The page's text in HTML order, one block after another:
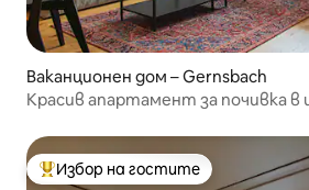
Ваканционен дом – Gernsbach
Красив апартамент за почивка в
Най-популярен избор на гостите
Избор на гостите